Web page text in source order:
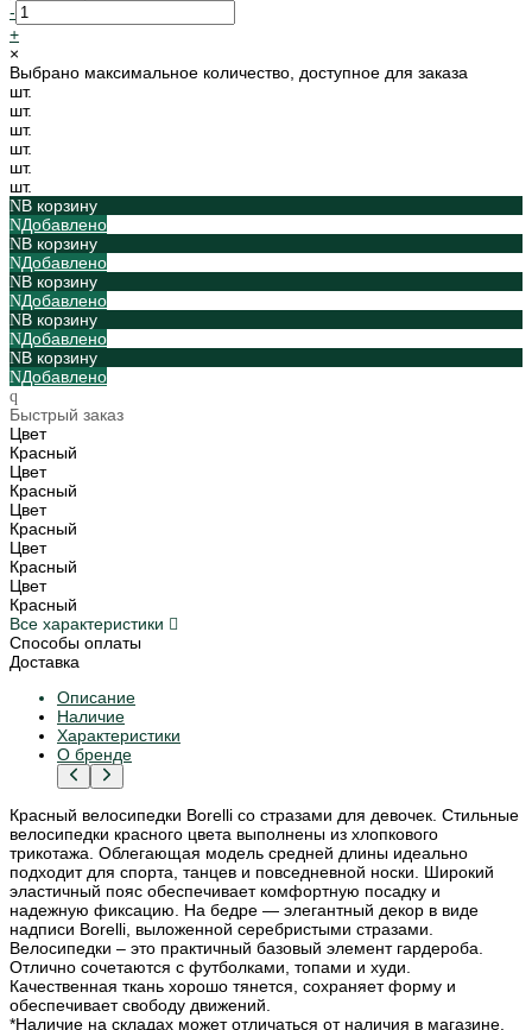
-
+
×
Выбрано максимальное количество, доступное для заказа
шт.
шт.
шт.
шт.
шт.
шт.
В корзину
Добавлено
В корзину
Добавлено
В корзину
Добавлено
В корзину
Добавлено
В корзину
Добавлено
Быстрый заказ
Цвет
Красный
Цвет
Красный
Цвет
Красный
Цвет
Красный
Цвет
Красный
Все характеристики
Способы оплаты
Доставка
Описание
Наличие
Характеристики
О бренде
Красный велосипедки Borelli со стразами для девочек. Стильные
велосипедки красного цвета выполнены из хлопкового
трикотажа. Облегающая модель средней длины идеально
подходит для спорта, танцев и повседневной носки. Широкий
эластичный пояс обеспечивает комфортную посадку и
надежную фиксацию. На бедре — элегантный декор в виде
надписи Borelli, выложенной серебристыми стразами.
Велосипедки – это практичный базовый элемент гардероба.
Отлично сочетаются с футболками, топами и худи.
Качественная ткань хорошо тянется, сохраняет форму и
обеспечивает свободу движений.
*Наличие на складах может отличаться от наличия в магазине.